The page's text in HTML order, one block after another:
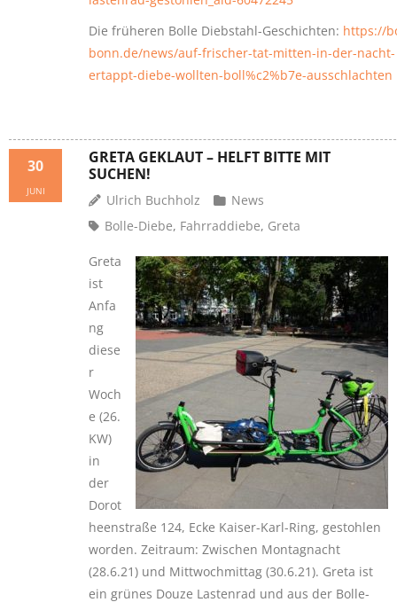
Die früheren Bolle Diebstahl-Geschichten: https://
bonn.de/news/auf-frischer-tat-mitten-in-der-nacht-
ertappt-diebe-wollten-boll%c2%b7e-ausschlachten
GRETA GEKLAUT – HELFT BITTE MIT
SUCHEN!
30
JUNI
Ulrich Buchholz
News
Bolle-Diebe, Fahrraddiebe, Greta
Greta
ist
Anfa
ng
diese
r
Woch
e (26.
KW)
in
der
Dorot
heenstraße 124, Ecke Kaiser-Karl-Ring, gestohlen
worden. Zeitraum: Zwischen Montagnacht
(28.6.21) und Mittwochmittag (30.6.21). Greta ist
ein grünes Douze Lastenrad und aus der Bolle-